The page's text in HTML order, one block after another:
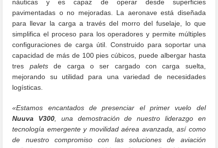
náuticas y es capaz de operar desde superficies
pavimentadas o no mejoradas. La aeronave está diseñada
para llevar la carga a través del morro del fuselaje, lo que
simplifica el proceso para los operadores y permite múltiples
configuraciones de carga útil. Construido para soportar una
capacidad de más de 100 pies cúbicos, puede albergar hasta
tres paletsde carga o ser cargado con carga suelta,
mejorando su utilidad para una variedad de necesidades
logísticas.
«Estamos encantados de presenciar el primer vuelo del
Nuuva V300 , una demostración de nuestro liderazgo en
tecnología emergente y movilidad aérea avanzada, así como
de nuestro compromiso con las soluciones de aviación